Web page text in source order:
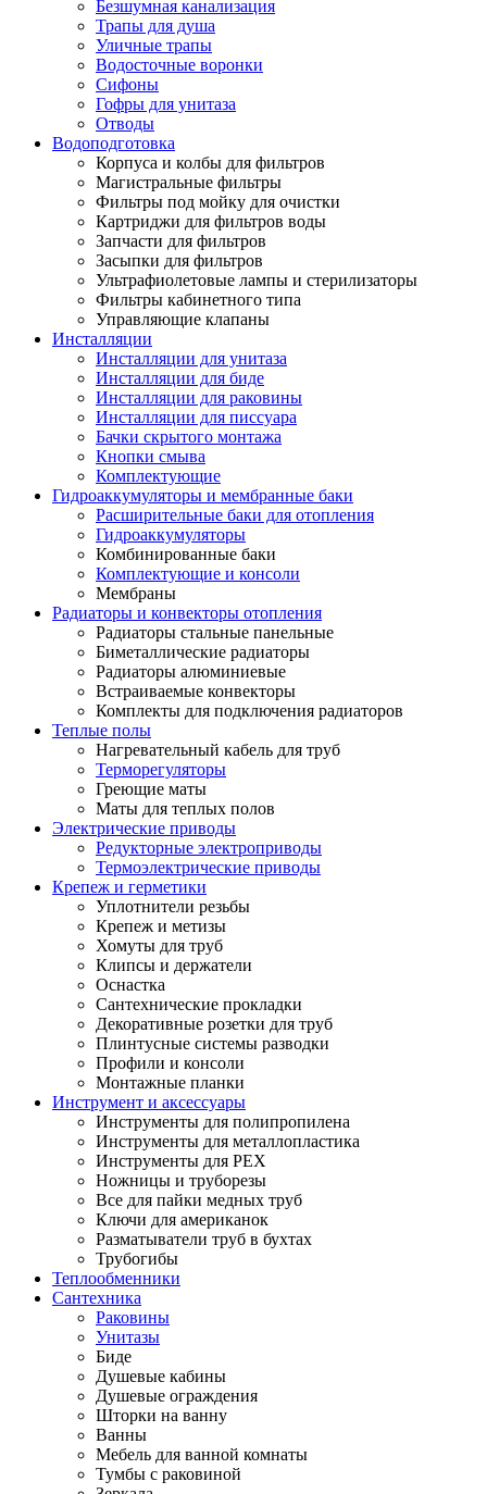
Безшумная канализация
Трапы для душа
Уличные трапы
Водосточные воронки
Сифоны
Гофры для унитаза
Отводы
Водоподготовка
Корпуса и колбы для фильтров
Магистральные фильтры
Фильтры под мойку для очистки
Картриджи для фильтров воды
Запчасти для фильтров
Засыпки для фильтров
Ультрафиолетовые лампы и стерилизаторы
Фильтры кабинетного типа
Управляющие клапаны
Инсталляции
Инсталляции для унитаза
Инсталляции для биде
Инсталляции для раковины
Инсталляции для писсуара
Бачки скрытого монтажа
Кнопки смыва
Комплектующие
Гидроаккумуляторы и мембранные баки
Расширительные баки для отопления
Гидроаккумуляторы
Комбинированные баки
Комплектующие и консоли
Мембраны
Радиаторы и конвекторы отопления
Радиаторы стальные панельные
Биметаллические радиаторы
Радиаторы алюминиевые
Встраиваемые конвекторы
Комплекты для подключения радиаторов
Теплые полы
Нагревательный кабель для труб
Терморегуляторы
Греющие маты
Маты для теплых полов
Электрические приводы
Редукторные электроприводы
Термоэлектрические приводы
Крепеж и герметики
Уплотнители резьбы
Крепеж и метизы
Хомуты для труб
Клипсы и держатели
Оснастка
Сантехнические прокладки
Декоративные розетки для труб
Плинтусные системы разводки
Профили и консоли
Монтажные планки
Инструмент и аксессуары
Инструменты для полипропилена
Инструменты для металлопластика
Инструменты для PEX
Ножницы и труборезы
Все для пайки медных труб
Ключи для американок
Разматыватели труб в бухтах
Трубогибы
Теплообменники
Сантехника
Раковины
Унитазы
Биде
Душевые кабины
Душевые ограждения
Шторки на ванну
Ванны
Мебель для ванной комнаты
Тумбы с раковиной